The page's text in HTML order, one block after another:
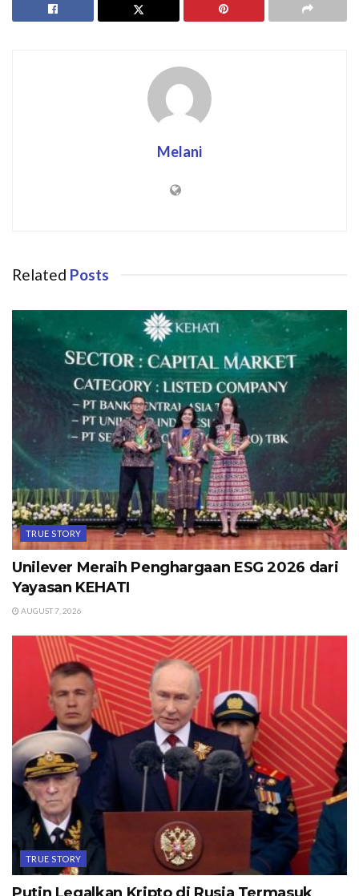
Melani
Related Posts
TRUE STORY
Unilever Meraih Penghargaan ESG 2026 dari
Yayasan KEHATI
AUGUST 7, 2026
TRUE STORY